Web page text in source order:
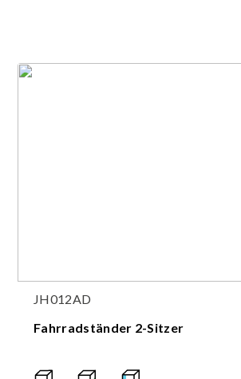
JH012AD
Fahrradständer 2-Sitzer